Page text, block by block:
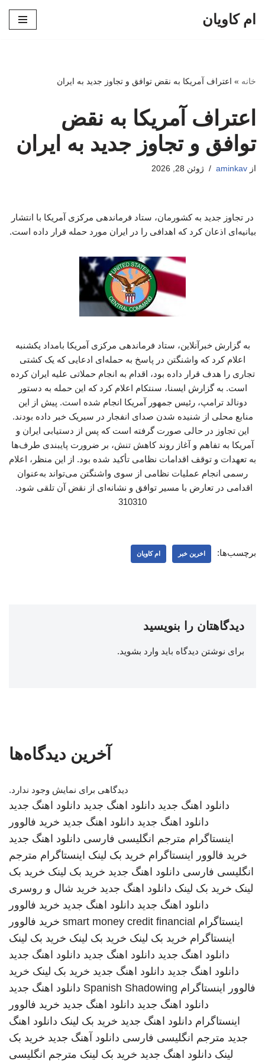
ام کاویان
خانه » اعتراف آمریکا به نقض توافق و تجاوز جدید به ایران
اعتراف آمریکا به نقض
توافق و تجاوز جدید به ایران
از aminkav ژوئن 28, 2026
در تجاوز جدید به کشورمان، ستاد فرماندهی مرکزی آمریکا با انتشار
بیانیه‌ای اذعان کرد که اهدافی را در ایران مورد حمله قرار داده است.
به گزارش خبرآنلاین، ستاد فرماندهی مرکزی آمریکا بامداد یکشنبه
اعلام کرد که واشنگتن در پاسخ به حمله‌ای ادعایی که یک کشتی
تجاری را هدف قرار داده بود، اقدام به انجام حملاتی علیه ایران کرده
است. به گزارش ایسنا، سنتکام اعلام کرد که این حمله به دستور
دونالد ترامپ، رئیس جمهور آمریکا انجام شده است. پیش از این
منابع محلی از شنیده شدن صدای انفجار در سیریک خبر داده بودند.
این تجاوز در حالی صورت گرفته است که پس از دستیابی ایران و
آمریکا به تفاهم و آغاز روند کاهش تنش، بر ضرورت پایبندی طرف‌ها
به تعهدات و توقف اقدامات نظامی تأکید شده بود. از این منظر، اعلام
رسمی انجام عملیات نظامی از سوی واشنگتن می‌تواند به‌عنوان
اقدامی در تعارض با مسیر توافق و نشانه‌ای از نقض آن تلقی شود.
310310
برچسب‌ها: اخرین خبر ام کاویان
دیدگاهتان را بنویسید
برای نوشتن دیدگاه باید وارد بشوید.
آخرین دیدگاه‌ها
دیدگاهی برای نمایش وجود ندارد.
دانلود اهنگ جدید دانلود اهنگ جدید دانلود اهنگ جدید
دانلود اهنگ جدید دانلود اهنگ جدید خرید فالوور
اینستاگرام مترجم انگلیسی فارسی دانلود اهنگ جدید
خرید فالوور اینستاگرام خرید بک لینک اینستاگرام مترجم
انگلیسی فارسی دانلود اهنگ جدید خرید بک لینک خرید بک
لینک خرید بک لینک دانلود اهنگ جدید خرید شال و روسری
دانلود اهنگ جدید دانلود اهنگ جدید خرید فالوور
اینستاگرام smart money credit financial خرید فالوور
اینستاگرام خرید بک لینک خرید بک لینک خرید بک لینک
دانلود اهنگ جدید دانلود اهنگ جدید دانلود اهنگ جدید
دانلود اهنگ جدید دانلود اهنگ جدید خرید بک لینک خرید
فالوور اینستاگرام Spanish Shadowing دانلود اهنگ جدید
دانلود اهنگ جدید دانلود اهنگ جدید خرید فالوور
اینستاگرام دانلود اهنگ جدید خرید بک لینک دانلود اهنگ
جدید مترجم انگلیسی فارسی دانلود آهنگ جدید خرید بک
لینک دانلود اهنگ جدید خرید بک لینک مترجم انگلیسی